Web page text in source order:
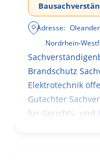
Adresse:
Nordrhein-
Brandschutz
Elektrotechnik
Gutachter
für Gerichts- und